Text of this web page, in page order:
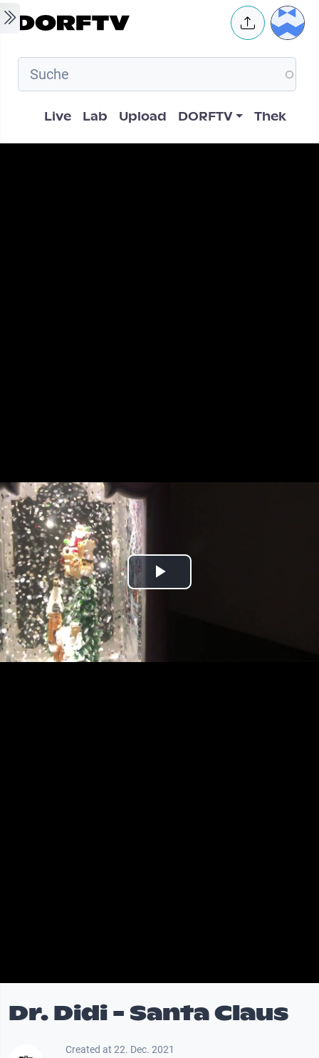
Skip to main content User
Hauptnavigation
Live Lab Upload DORFTV Thek
Play
Dr. Didi - Santa Claus
Created at 22. Dec. 2021